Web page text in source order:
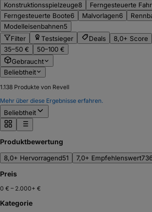
Konstruktionsspielzeuge8 Ferngesteuerte
Ferngesteuerte Boote6 Malvorlagen6
Modelleisenbahnen5
Filter
Testsieger Deals 8,0+ Score
35–50 €
50–100 €
Gebraucht
Beliebtheit
1.138 Produkte von Revell
Mehr über diese Ergebnisse erfahren.
Beliebtheit
Produktbewertung
8,0+ Hervorragend51 7,0+ Empfehlenswert
Preis
0 € – 2.000+ €
Kategorie